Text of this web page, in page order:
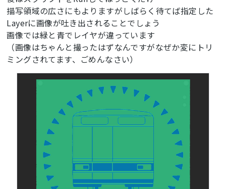
描写領域の広さにもよりますがしばらく待てば指定した
Layerに画像が吐き出されることでしょう
画像では緑と青でレイヤが違っています
（画像はちゃんと撮ったはずなんですがなぜか変にトリ
ミングされてます、ごめんなさい）